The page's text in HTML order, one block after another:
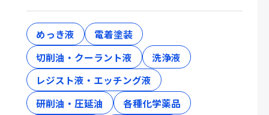
めっき液
電着塗装
切削油・クーラント液
洗浄液
レジスト液・エッチング液
研削油・圧延油
各種化学薬品